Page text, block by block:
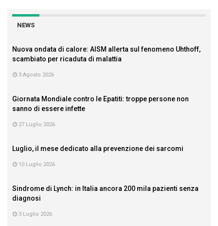
NEWS
Nuova ondata di calore: AISM allerta sul fenomeno Uhthoff,
scambiato per ricaduta di malattia
3 Agosto 2026
Giornata Mondiale contro le Epatiti: troppe persone non
sanno di essere infette
27 Luglio 2026
Luglio, il mese dedicato alla prevenzione dei sarcomi
10 Luglio 2026
Sindrome di Lynch: in Italia ancora 200 mila pazienti senza
diagnosi
3 Luglio 2026